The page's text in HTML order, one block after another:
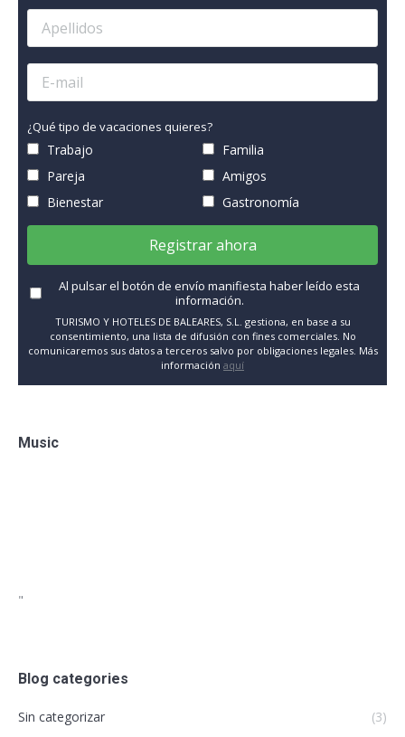
¿Qué tipo de vacaciones quieres?
Trabajo
Familia
Pareja
Amigos
Bienestar
Gastronomía
Registrar ahora
Al pulsar el botón de envío manifiesta haber leído esta
información.
TURISMO Y HOTELES DE BALEARES, S.L. gestiona, en base a su
consentimiento, una lista de difusión con fines comerciales. No
comunicaremos sus datos a terceros salvo por obligaciones legales. Más
información aquí
Music
"
Blog categories
Sin categorizar (3)